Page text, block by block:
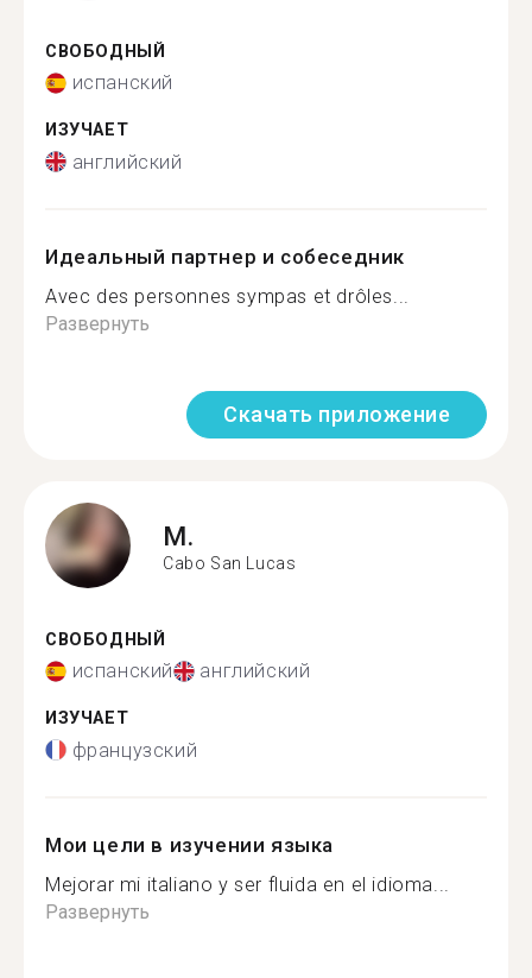
СВОБОДНЫЙ
испанский
ИЗУЧАЕТ
английский
Идеальный партнер и собеседник
Avec des personnes sympas et drôles...
Развернуть
Скачать приложение
M.
Cabo San Lucas
СВОБОДНЫЙ
испанский английский
ИЗУЧАЕТ
французский
Мои цели в изучении языка
Mejorar mi italiano y ser fluida en el idioma...
Развернуть